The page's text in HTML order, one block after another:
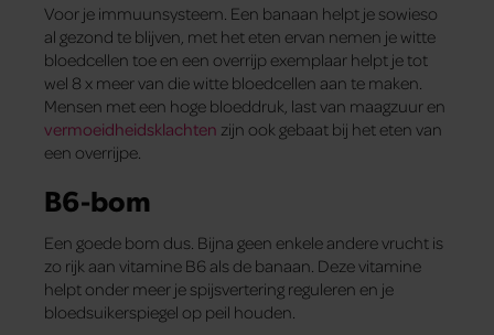
Voor je immuunsysteem. Een banaan helpt je sowieso
al gezond te blijven, met het eten ervan nemen je witte
bloedcellen toe en een overrijp exemplaar helpt je tot
wel 8 x meer van die witte bloedcellen aan te maken.
Mensen met een hoge bloeddruk, last van maagzuur en
vermoeidheidsklachten zijn ook gebaat bij het eten van
een overrijpe.
B6-bom
Een goede bom dus. Bijna geen enkele andere vrucht is
zo rijk aan vitamine B6 als de banaan. Deze vitamine
helpt onder meer je spijsvertering reguleren en je
bloedsuikerspiegel op peil houden.